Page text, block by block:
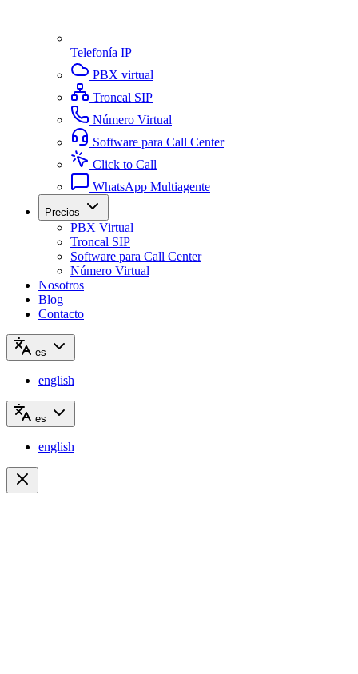
Telefonía IP
PBX virtual
Troncal SIP
Número Virtual
Software para Call Center
Click to Call
WhatsApp Multiagente
Precios
PBX Virtual
Troncal SIP
Software para Call Center
Número Virtual
Nosotros
Blog
Contacto
es
english
es
english